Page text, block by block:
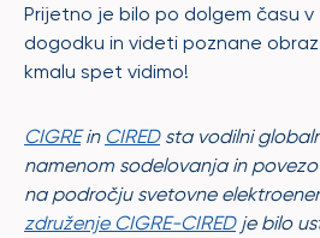
Prijetno je bilo po dolgem času
dogodku in videti poznane
kmalu spet vidimo!
CIGREin CIREDsta vodilni
namenom sodelovanja in
na področju svetovne
združenje CIGRE-CIREDje bilo